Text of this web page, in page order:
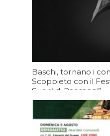
Baschi, tornano i
Scoppieto con il
Suoni di Paesaggi”